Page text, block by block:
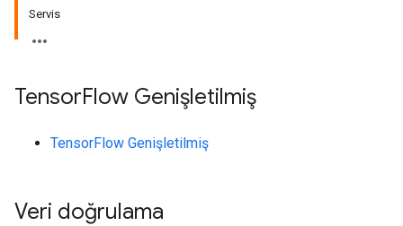
Servis
TensorFlow Genişletilmiş
TensorFlow Genişletilmiş
Veri doğrulama